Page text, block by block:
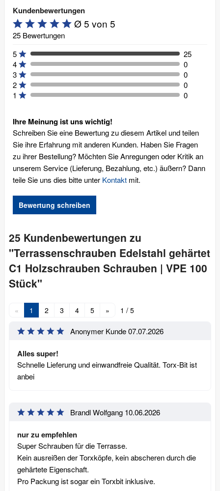
Kundenbewertungen
Ø 5 von 5
25 Bewertungen
5
25
4
0
3
0
2
0
1
0
Ihre Meinung ist uns wichtig!
Schreiben Sie eine Bewertung zu diesem Artikel und teilen
Sie ihre Erfahrung mit anderen Kunden. Haben Sie Fragen
zu ihrer Bestellung? Möchten Sie Anregungen oder Kritik an
unserem Service (Lieferung, Bezahlung, etc.) äußern? Dann
teile Sie uns dies bitte unter Kontakt mit.
Bewertung schreiben
25 Kundenbewertungen zu
"Terrassenschrauben Edelstahl gehärtet
C1 Holzschrauben Schrauben | VPE 100
Stück"
« 1 2 3 4 5 » 1 / 5
Anonymer Kunde07.07.2026
Alles super!
Schnelle Lieferung und einwandfreie Qualität. Torx-Bit ist
anbei
Brandl Wolfgang 10.06.2026
nur zu empfehlen
Super Schrauben für die Terrasse.
Kein ausreißen der Torxköpfe, kein abscheren durch die
gehärtete Eigenschaft.
Pro Packung ist sogar ein Torxbit inklusive.